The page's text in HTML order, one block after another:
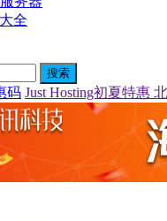
全
搜索
码 Just Hosting初夏特惠